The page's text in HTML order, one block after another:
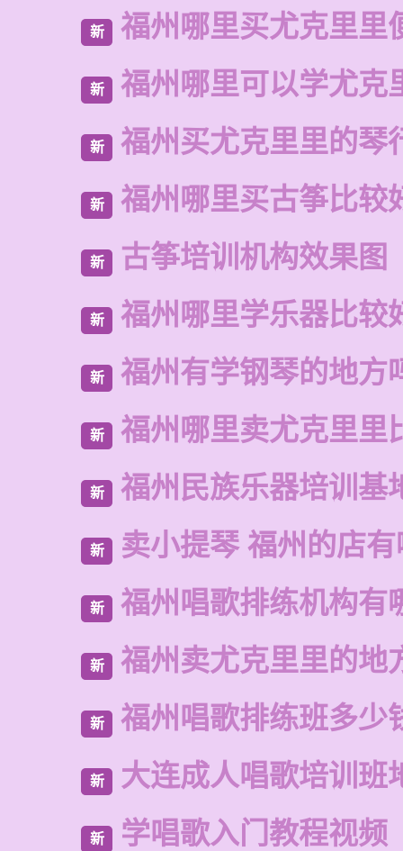
新 福州哪里买尤克里里
新 福州哪里可以学尤克
新 福州买尤克里里的琴
新 福州哪里买古筝比较
新 古筝培训机构效果图
新 福州哪里学乐器比较
新 福州有学钢琴的地方
新 福州哪里卖尤克里里
新 福州民族乐器培训基
新 卖小提琴 福州的店
新 福州唱歌排练机构有
新 福州卖尤克里里的地
新 福州唱歌排练班多少
新 大连成人唱歌培训班
新 学唱歌入门教程视频